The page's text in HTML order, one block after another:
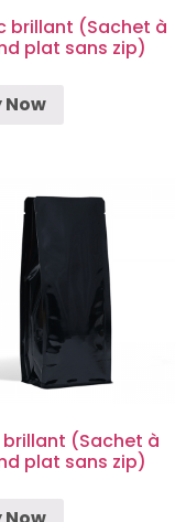
brillant (Sachet à
plat sans zip)
Now
brillant (Sachet à
plat sans zip)